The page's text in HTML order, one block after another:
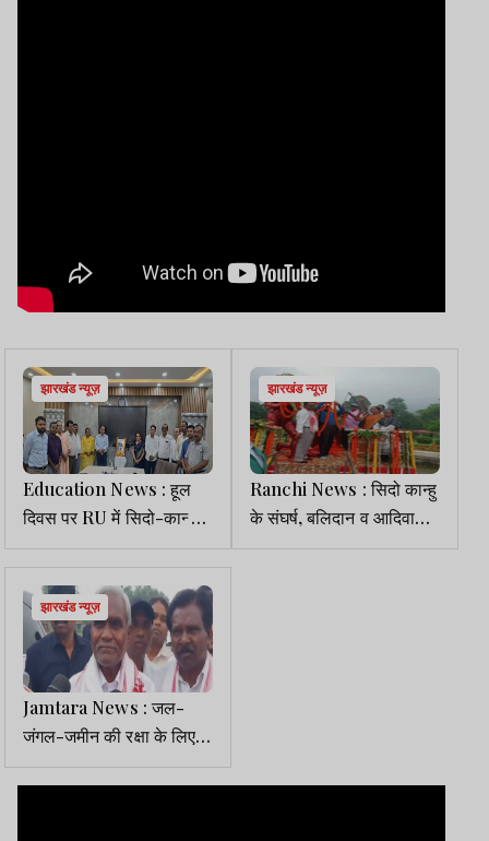
झारखंड न्यूज़
Education News : हूल
दिवस पर RU में सिदो-कान्हो
समेत अमर शहीदों को दी गई
श्रद्धांजलि
झारखंड न्यूज़
Ranchi News : सिदो कान्हु
के संघर्ष, बलिदान व आदिवासी
स्वाभिमान को किया गया याद
झारखंड न्यूज़
Jamtara News : जल-
जंगल-जमीन की रक्षा के लिए
फिर हूल क्रांति की जरूरत:
चंपाई सोरेन